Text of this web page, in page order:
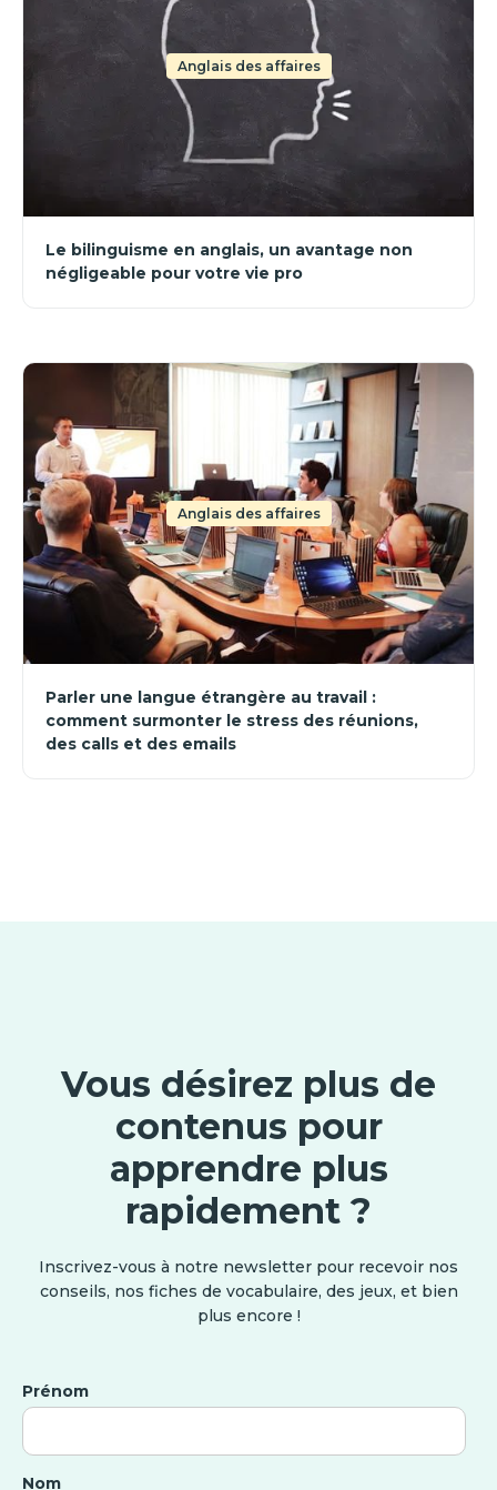
Anglais des affaires
Le bilinguisme en anglais, un avantage non
négligeable pour votre vie pro
Anglais des affaires
Parler une langue étrangère au travail :
comment surmonter le stress des réunions,
des calls et des emails
Vous désirez plus de
contenus pour
apprendre plus
rapidement ?
Inscrivez-vous à notre newsletter pour recevoir nos
conseils, nos fiches de vocabulaire, des jeux, et bien
plus encore !
Prénom
Nom